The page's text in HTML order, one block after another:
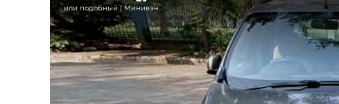
или подобный | Минивэн